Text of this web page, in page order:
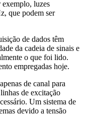
exemplo, luzes
que podem ser
de dados têm
da cadeia de sinais e
o que foi lido.
empregadas hoje.
de canal para
de excitação
Um sistema de
devido a tensão